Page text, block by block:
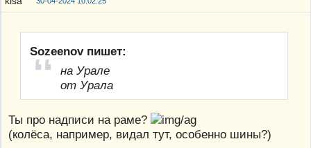
Sozeenov пишет:
на Урале
от Урала
Ты про надписи на раме?
(колёса, например, видал тут, особенно шины?)